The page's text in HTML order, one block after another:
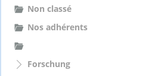
Non classé
Nos adhérents
Forschung